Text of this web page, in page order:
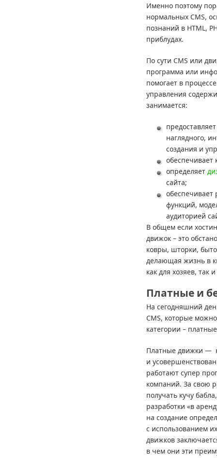
Именно поэтому
нормальных CMS,
познаний в HTML,
приблудах.
По сути CMS или
программа или
помогает в
управления
занимается:
наглядного,
создания и
обеспечивает
определяет
сайта;
функций,
аудиторией
В общем если
движок – это
ковры, шторки,
делающая жизнь в
как для хозяев, так
Платные и
На сегодняшний
CMS, которые
категории –
Платные движки —
и
работают супер
компаний. За свою
получать кучу
разработки «в
на создание
с использованием
движков
в чем они эти